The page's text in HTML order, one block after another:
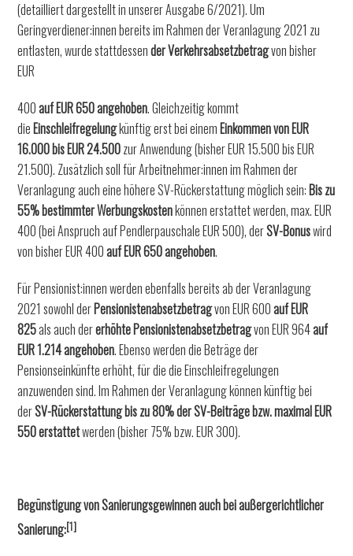
(detailliert dargestellt in unserer Ausgabe 6/2021). Um
Geringverdiener:innen bereits im Rahmen der Veranlagung 2021 zu
entlasten, wurde stattdessender Verkehrsabsetzbetragvon bisher
EUR
400auf EUR 650 angehoben. Gleichzeitig kommt
dieEinschleifregelungkünftig erst bei einemEinkommen von EUR
16.000 bis EUR 24.500zur Anwendung (bisher EUR 15.500 bis EUR
21.500). Zusätzlich soll für Arbeitnehmer:innen im Rahmen der
Veranlagung auch eine höhere SV-Rückerstattung möglich sein:Bis zu
55% bestimmter Werbungskostenkönnen erstattet werden, max. EUR
400 (bei Anspruch auf Pendlerpauschale EUR 500), derSV-Bonuswird
von bisher EUR 400auf EUR 650 angehoben.
Für Pensionist:innen werden ebenfalls bereits ab der Veranlagung
2021 sowohl derPensionistenabsetzbetragvon EUR 600auf EUR
825als auch dererhöhte Pensionistenabsetzbetragvon EUR 964auf
EUR 1.214 angehoben. Ebenso werden die Beträge der
Pensionseinkünfte erhöht, für die die Einschleifregelungen
anzuwenden sind. Im Rahmen der Veranlagung können künftig bei
derSV-Rückerstattung bis zu 80% der SV-Beiträge bzw. maximal EUR
550 erstattetwerden (bisher 75% bzw. EUR 300).
Begünstigung von Sanierungsgewinnen auch bei außergerichtlicher
Sanierung:[1]